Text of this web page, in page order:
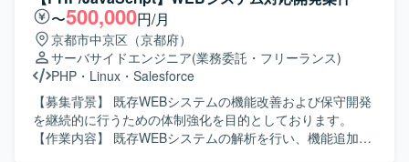
エンドの設計（テスト設計を含みます）、開発、テスト、
リリースまで一貫してご担当いただきます。 あわせて、コ
ードレビューおよびテスト仕様書レビューを実施していた
だきます。 非IT部門のビジネスユーザーと連携し、開発す
る機能の仕様策定を行っていただきます。 チケット管理を
通じた開発メンバーの進捗管理およびビジネスサイドへの
進捗報告もお任せいたします。 【求める人物像】 スピード
よりも品質を重視して開発を進められる方を求めておりま
〜500,000円/月
京都市中京区（京都府）
サーバサイドエンジニア(業務委託・フリーランス)
PHP ・ Linux ・ Salesforce
【募集背景】 既存WEBシステムの機能改善および保守開発
を継続的に行うための体制強化を目的としております。
【作業内容】 既存WEBシステムの解析を行い、機能追加や